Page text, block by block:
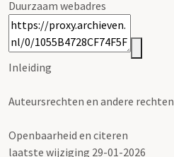
Duurzaam webadres
Inleiding
Auteursrechten en andere rechten
Openbaarheid en citeren
laatste wijziging 29-01-2026